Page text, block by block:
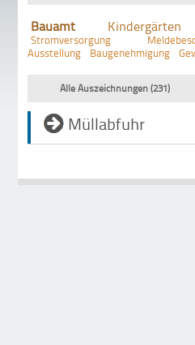
Bauamt Kindergärten
Stromversorgung
Ausstellung
Baugenehmigung
Alle Auszeichnungen (231)
Müllabfuhr